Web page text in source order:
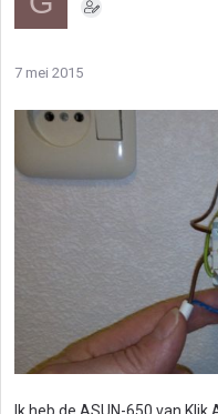
7 mei 2015
Ik heb de ASUN-650 van